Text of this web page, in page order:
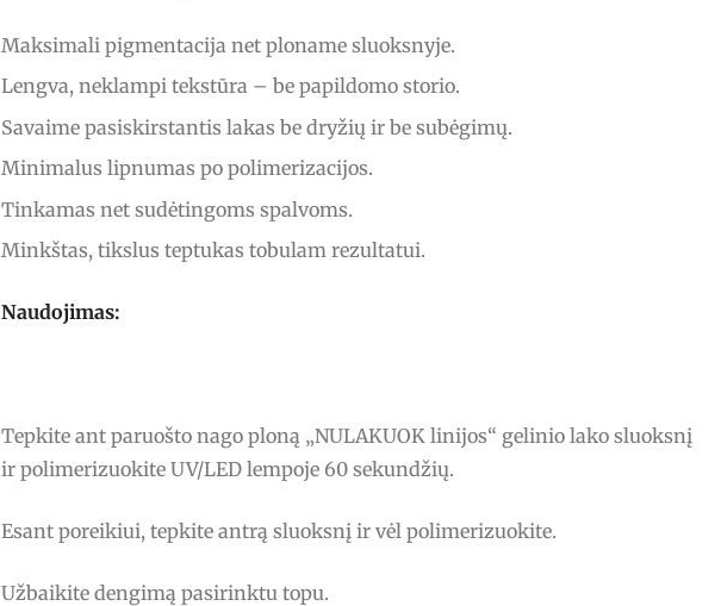
Maksimali pigmentacija net ploname sluoksnyje.
Lengva, neklampi tekstūra – be papildomo storio.
Savaime pasiskirstantis lakas be dryžių ir be subėgimų.
Minimalus lipnumas po polimerizacijos.
Tinkamas net sudėtingoms spalvoms.
Minkštas, tikslus teptukas tobulam rezultatui.
Naudojimas:
Tepkite ant paruošto nago ploną „NULAKUOK linijos“ gelinio lako sluoksnį
ir polimerizuokite UV/LED lempoje 60 sekundžių.
Esant poreikiui, tepkite antrą sluoksnį ir vėl polimerizuokite.
Užbaikite dengimą pasirinktu topu.